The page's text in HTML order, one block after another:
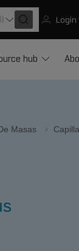
Login
hub
Masas